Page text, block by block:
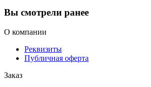
Вы смотрели ранее
О компании
Реквизиты
Публичная оферта
Заказ